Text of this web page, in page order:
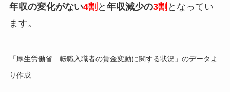
年収の変化がない4割 と 年収減少の3割 となってい
ます。
「厚生労働省 転職入職者の賃金変動に関する状況」のデータよ
り作成